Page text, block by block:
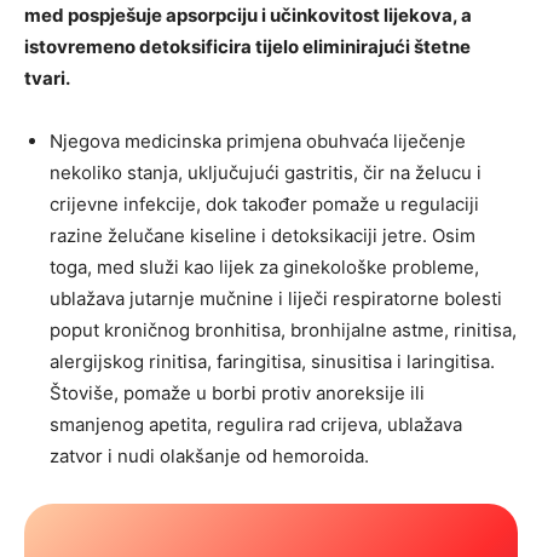
med pospješuje apsorpciju i učinkovitost lijekova, a
istovremeno detoksificira tijelo eliminirajući štetne
tvari.
Njegova medicinska primjena obuhvaća liječenje
nekoliko stanja, uključujući gastritis, čir na želucu i
crijevne infekcije, dok također pomaže u regulaciji
razine želučane kiseline i detoksikaciji jetre. Osim
toga, med služi kao lijek za ginekološke probleme,
ublažava jutarnje mučnine i liječi respiratorne bolesti
poput kroničnog bronhitisa, bronhijalne astme, rinitisa,
alergijskog rinitisa, faringitisa, sinusitisa i laringitisa.
Štoviše, pomaže u borbi protiv anoreksije ili
smanjenog apetita, regulira rad crijeva, ublažava
zatvor i nudi olakšanje od hemoroida.